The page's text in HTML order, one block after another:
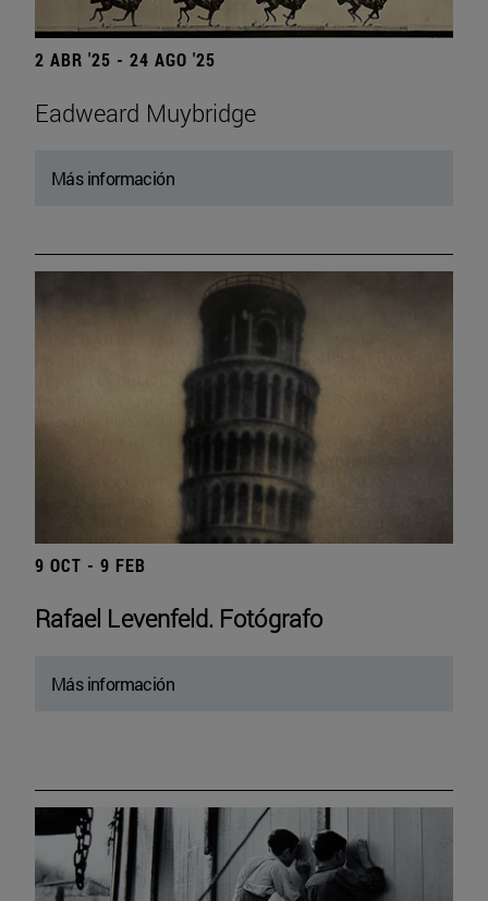
2 ABR '25 - 24 AGO '25
Eadweard Muybridge
Más información
9 OCT - 9 FEB
Rafael Levenfeld. Fotógrafo
Más información